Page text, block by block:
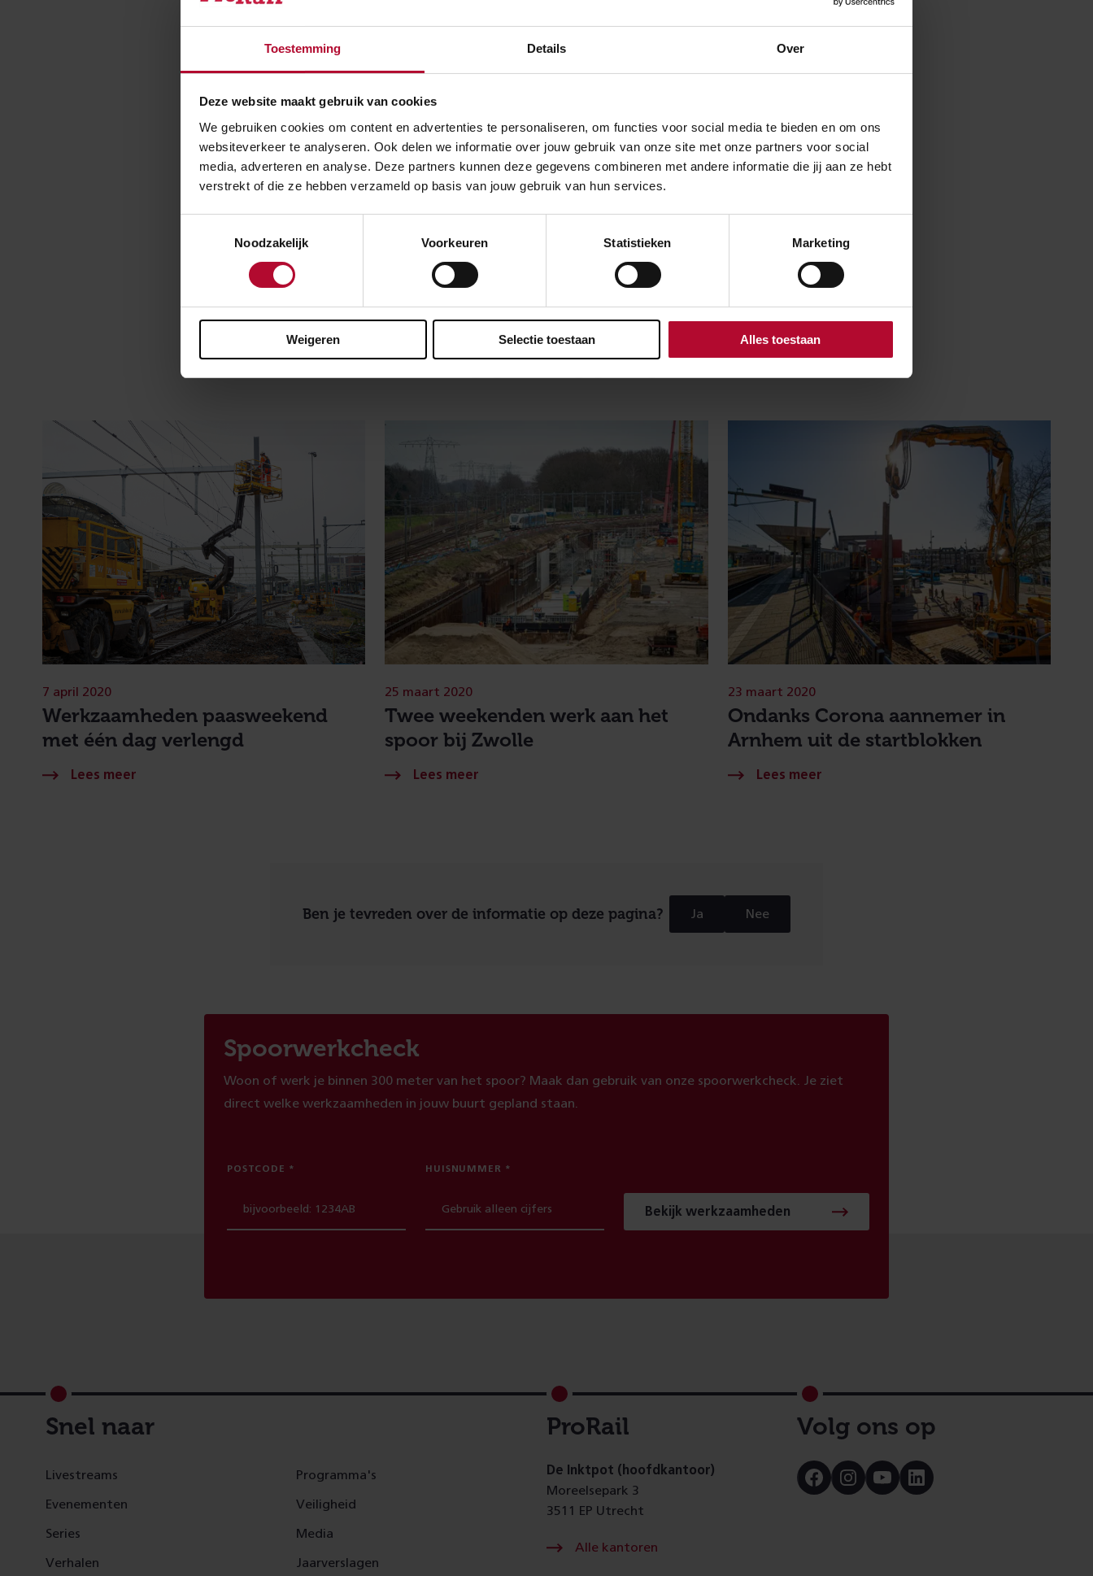
Toestemming Details Over
Deze website maakt gebruik van cookies
We gebruiken cookies om content en advertenties te personaliseren, om functies voor social media te bieden en om ons
websiteverkeer te analyseren. Ook delen we informatie over jouw gebruik van onze site met onze partners voor social
media, adverteren en analyse. Deze partners kunnen deze gegevens combineren met andere informatie die jij aan ze hebt
verstrekt of die ze hebben verzameld op basis van jouw gebruik van hun services.
Noodzakelijk
Voorkeuren Statistieken Marketing
Weigeren Selectie toestaan Alles toestaan
gaan rijden. Dit najaar komen we nog wel terug in de Willemsspoortunnel voor onderhoud.
moment dat er vanwege werkzaamheden elders toch al geen treinen rijden in de
Willemsspoortunnel. In 2023 vervangen we de dwarsliggers in de tunnel.
Meer over: Werkzaamheden
Meer nieuws
Werkzaamheden paasweekend
met één dag verlengd
7 april 2020
Twee weekenden werk aan het
spoor bij Zwolle
25 maart 2020
Ondanks Corona aannemer in
Arnhem uit de startblokken
23 maart 2020
Ben je tevreden over de informatie op deze pagina? Ja Nee
Spoorwerkcheck
Woon of werk je binnen 300 meter van het spoor? Maak dan gebruik van onze spoorwerkcheck. Je ziet
direct welke werkzaamheden in jouw buurt gepland staan.
POSTCODE HUISNUMMER
Bekijk werkzaamheden
Footer
Snel naar
Livestreams
Evenementen
Series
Verhalen
Programma's
Veiligheid
Media
Jaarverslagen
ProRail
De Inktpot (hoofdkantoor)
Moreelsepark 3
3511 EP Utrecht
Alle kantoren
Volg ons op
Bezoek
onze
Bezoek
onze
Bezoek
onze
Bezoek
onze